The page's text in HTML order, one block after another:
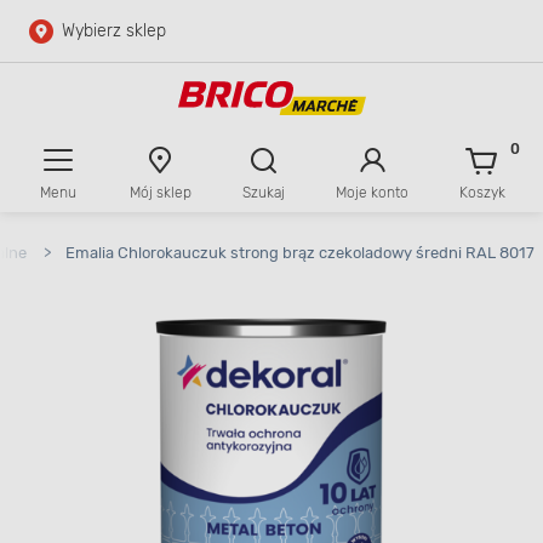
Przejdź do głównej zawartości
Wybierz sklep
Menu Mój sklep Szukaj Moje konto Koszyk
0
> Emalia Chlorokauczuk strong brąz czekoladowy średni RAL 8017